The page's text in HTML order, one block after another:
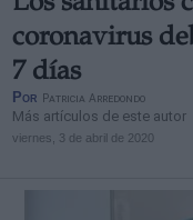
coronavirus
7 días
Por Patricia Arredondo
Más artículos de este autor
viernes, 3 de abril de 2020